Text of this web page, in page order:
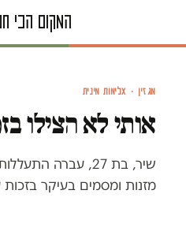
איור: איתי רווה
מגזין · אלימות מינית
אותי לא הצילו
שיר, בת 27, עברה
מזנות ומסמים בעיקר